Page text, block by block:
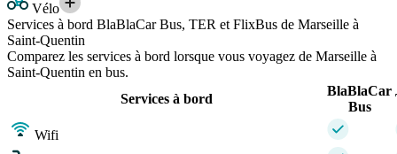
Vélo
Services à bord BlaBlaCar Bus, TER et FlixBus de Marseille à
Saint-Quentin
Comparez les services à bord lorsque vous voyagez de Marseille à
Saint-Quentin en bus.
Services à bord
BlaBlaCar
Bus
Wifi